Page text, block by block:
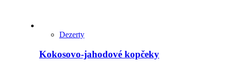
Dezerty
Kokosovo-jahodové kopčeky